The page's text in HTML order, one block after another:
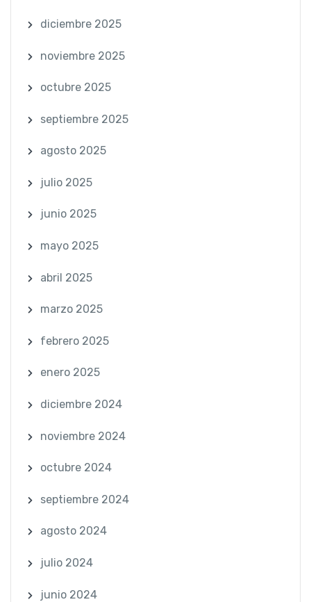
diciembre 2025
noviembre 2025
octubre 2025
septiembre 2025
agosto 2025
julio 2025
junio 2025
mayo 2025
abril 2025
marzo 2025
febrero 2025
enero 2025
diciembre 2024
noviembre 2024
octubre 2024
septiembre 2024
agosto 2024
julio 2024
junio 2024